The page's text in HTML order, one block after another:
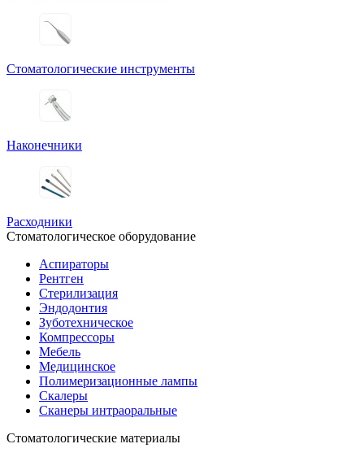
Стоматологические инструменты
Наконечники
Расходники
Стоматологическое оборудование
Аспираторы
Рентген
Стерилизация
Эндодонтия
Зуботехническое
Компрессоры
Мебель
Медицинское
Полимеризационные лампы
Скалеры
Сканеры интраоральные
Стоматологические материалы